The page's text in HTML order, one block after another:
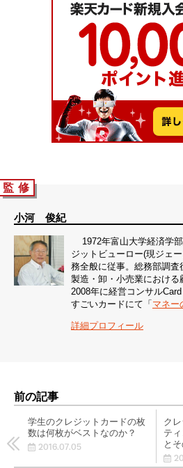
監 修
小河 俊紀
1972年富山大学経済学
ジットビューロー(現ジェ
務全般に従事。総務部調査
製造・卸・小売業における
2008年に経営コンサル
すごいカードにて「 マネー
詳細プロフィール
前の記事
学生のクレジットカードの枚
数は何枚がベストなのか？
2016.07.05
ク
テ
と